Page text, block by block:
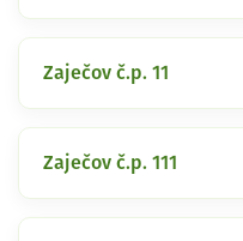
Zaječov č.p. 11
Zaječov č.p. 111